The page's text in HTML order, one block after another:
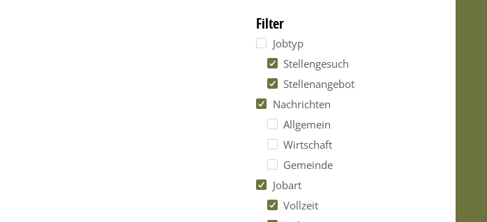
Filter
Jobtyp
Stellengesuch
Stellenangebot
Nachrichten
Allgemein
Wirtschaft
Gemeinde
Jobart
Vollzeit